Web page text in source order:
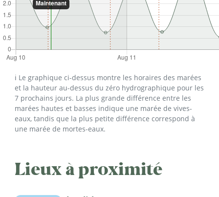
ℹ️ Le graphique ci-dessus montre les horaires des marées
et la hauteur au-dessus du zéro hydrographique pour les
7 prochains jours. La plus grande différence entre les
marées hautes et basses indique une marée de vives-
eaux, tandis que la plus petite différence correspond à
une marée de mortes-eaux.
Lieux à proximité